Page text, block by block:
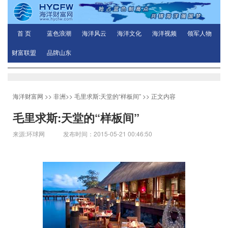
首 页 蓝色浪潮 海洋风云 海洋文化 海洋视频 领军人物
财富联盟 品牌山东
海洋财富网 >> 非洲>> 毛里求斯:天堂的“样板间” >> 正文内容
毛里求斯:天堂的“样板间”
来源:环球网 发布时间：2015-05-21 00:46:50